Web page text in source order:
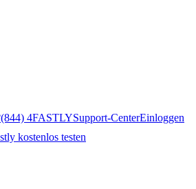
(844) 4FASTLYSupport-CenterEinloggen
kostenlos testen